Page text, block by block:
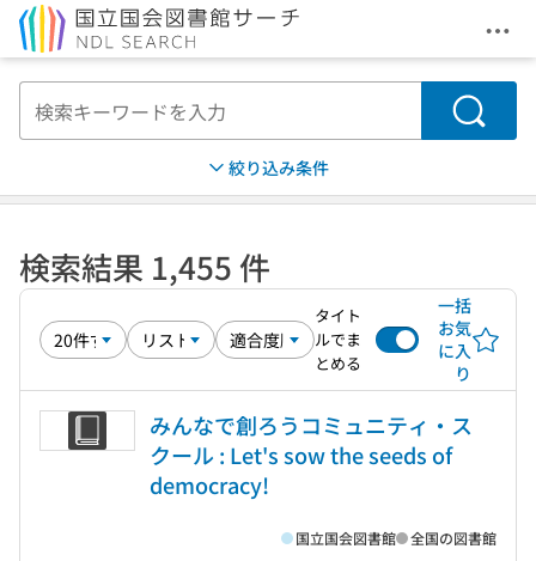
メ
検索
絞り込み条件
検索結果 1,455 件
タイト
ルでま
とめる
一括
お気
に入
り
みんなで創ろうコミュニティ・ス
クール : Let's sow the seeds of
democracy!
国立国会図書館 全国の図書館